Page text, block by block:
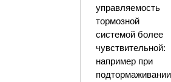
управляемость
тормозной
системой более
чувствительной:
например при
подтормаживании